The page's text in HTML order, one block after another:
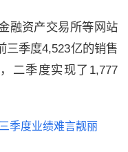
融资产交易所等网站
三季度4,523亿的销售
二季度实现了 1,777